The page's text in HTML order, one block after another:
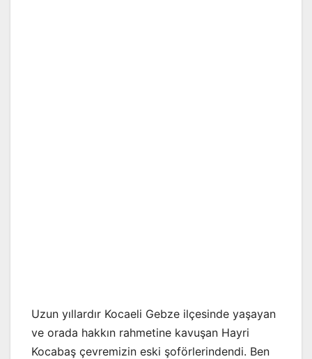
Uzun yıllardır Kocaeli Gebze ilçesinde yaşayan
ve orada hakkın rahmetine kavuşan Hayri
Kocabaş çevremizin eski şoförlerindendi. Ben